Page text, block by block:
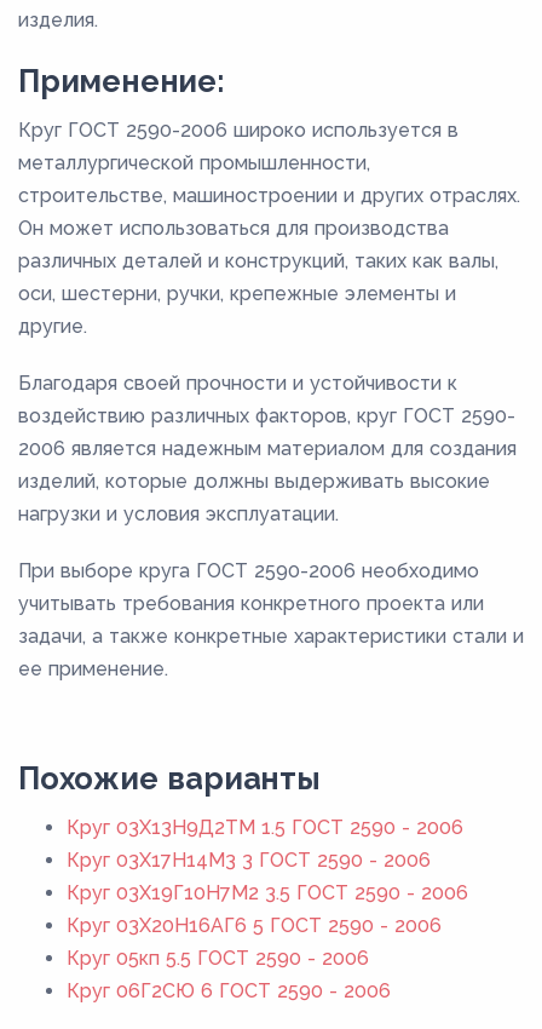
изделия.
Применение:
Круг ГОСТ 2590-2006 широко используется в
металлургической промышленности,
строительстве, машиностроении и других отраслях.
Он может использоваться для производства
различных деталей и конструкций, таких как валы,
оси, шестерни, ручки, крепежные элементы и
другие.
Благодаря своей прочности и устойчивости к
воздействию различных факторов, круг ГОСТ 2590-
2006 является надежным материалом для создания
изделий, которые должны выдерживать высокие
нагрузки и условия эксплуатации.
При выборе круга ГОСТ 2590-2006 необходимо
учитывать требования конкретного проекта или
задачи, а также конкретные характеристики стали и
ее применение.
Похожие варианты
Круг 03Х13Н9Д2ТМ 1.5 ГОСТ 2590 - 2006
Круг 03Х17Н14М3 3 ГОСТ 2590 - 2006
Круг 03Х19Г10Н7М2 3.5 ГОСТ 2590 - 2006
Круг 03Х20Н16АГ6 5 ГОСТ 2590 - 2006
Круг 05кп 5.5 ГОСТ 2590 - 2006
Круг 06Г2СЮ 6 ГОСТ 2590 - 2006